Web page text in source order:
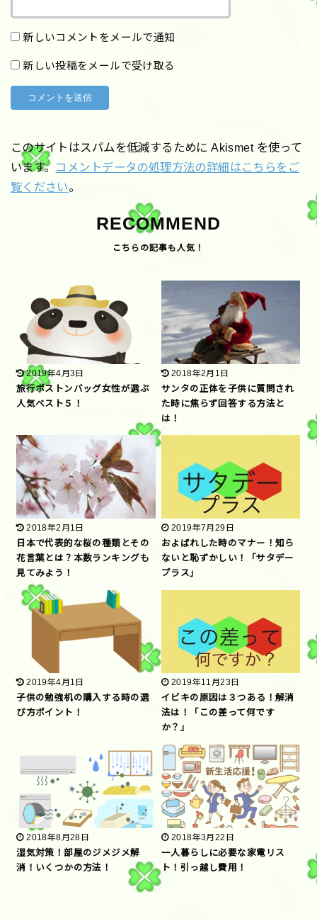
新しいコメントをメールで通知
新しい投稿をメールで受け取る
このサイトはスパムを低減するために Akismet を使って
います。 コメントデータの処理方法の詳細はこちらをご
覧ください。
RECOMMEND
2019年4月3日
旅行ボストンバッグ女性が選ぶ
人気ベスト５！
2018年2月1日
サンタの正体を子供に質問され
た時に焦らず回答する方法と
は！
2018年2月1日
日本で代表的な桜の種類とその
花言葉とは？本数ランキングも
見てみよう！
2019年7月29日
およばれした時のマナー！知ら
ないと恥ずかしい！「サタデー
プラス」
2019年4月1日
子供の勉強机の購入する時の選
び方ポイント！
2019年11月23日
イビキの原因は３つある！解消
法は！「この差って何です
か？」
2018年8月28日
湿気対策！部屋のジメジメ解
消！いくつかの方法！
2018年3月22日
一人暮らしに必要な家電リス
ト！引っ越し費用！